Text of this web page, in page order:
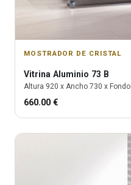
MOSTRADOR DE CRISTAL
Vitrina Aluminio 73 B
Altura 920 x Ancho 730 x Fondo
660.00 €